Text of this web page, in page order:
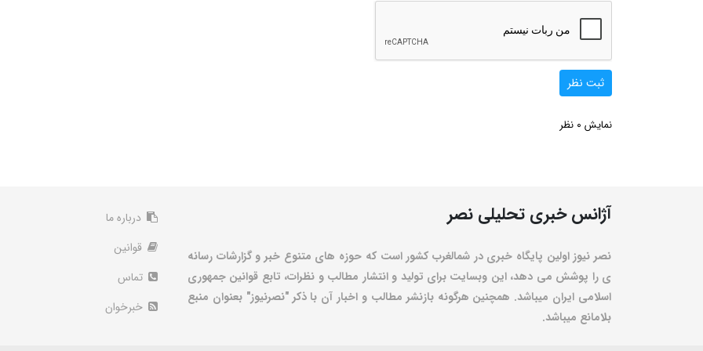
ثبت نظر
نمایش 0 نظر
آژانس خبری تحلیلی نصر
نصر نیوز اولین پایگاه خبری در شمالغرب کشور است که حوزه های متنوع خبر و گزارشات رسانه
ی را پوشش می دهد، این وبسایت برای تولید و انتشار مطالب و نظرات، تابع قوانین جمهوری
اسلامی ایران میباشد. همچنین هرگونه بازنشر مطالب و اخبار آن با ذکر "نصرنیوز" بعنوان منبع
بلامانع میباشد.
درباره ما
قوانین
تماس
خبرخوان